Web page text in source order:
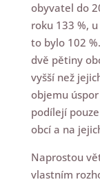
obyvatel do
roku 133 %,
to bylo 102
dvě pětiny
vyšší než
objemu
podílejí
obcí a na
Naprostou
vlastním